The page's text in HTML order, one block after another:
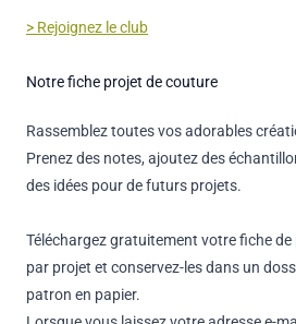
> Rejoignez le club
Notre fiche projet de couture
Rassemblez toutes vos adorables
Prenez des notes, ajoutez des
des idées pour de futurs projets.
Téléchargez gratuitement votre fiche
par projet et conservez-les dans un
patron en papier.